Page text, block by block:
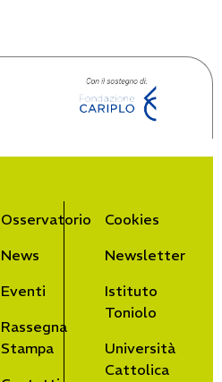
Osservatorio
News
Eventi
Rassegna
Stampa
Cookies
Newsletter
Istituto
Toniolo
Università
Cattolica